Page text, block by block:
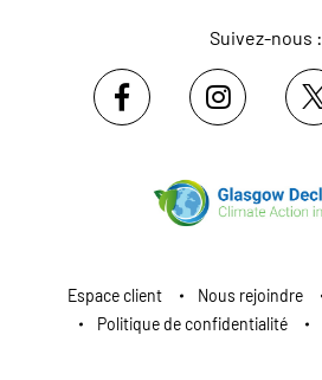
Suivez-nous :
Espace client Nous rejoindre
Politique de confidentialité